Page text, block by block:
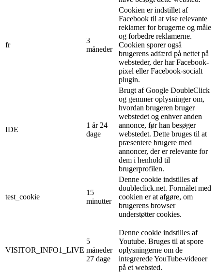
fr
3
måneder
Cookien er indstillet af
Facebook til at vise relevante
reklamer for brugerne og måle
og forbedre reklamerne.
Cookien sporer også
brugerens adfærd på nettet på
websteder, der har Facebook-
pixel eller Facebook-socialt
plugin.
IDE
1 år 24
dage
Brugt af Google DoubleClick
og gemmer oplysninger om,
hvordan brugeren bruger
webstedet og enhver anden
annonce, før han besøger
webstedet. Dette bruges til at
præsentere brugere med
annoncer, der er relevante for
dem i henhold til
brugerprofilen.
test_cookie
15
minutter
Denne cookie indstilles af
doubleclick.net. Formålet med
cookien er at afgøre, om
brugerens browser
understøtter cookies.
VISITOR_INFO1_LIVE
5
måneder
27 dage
Denne cookie indstilles af
Youtube. Bruges til at spore
oplysningerne om de
integrerede YouTube-videoer
på et websted.